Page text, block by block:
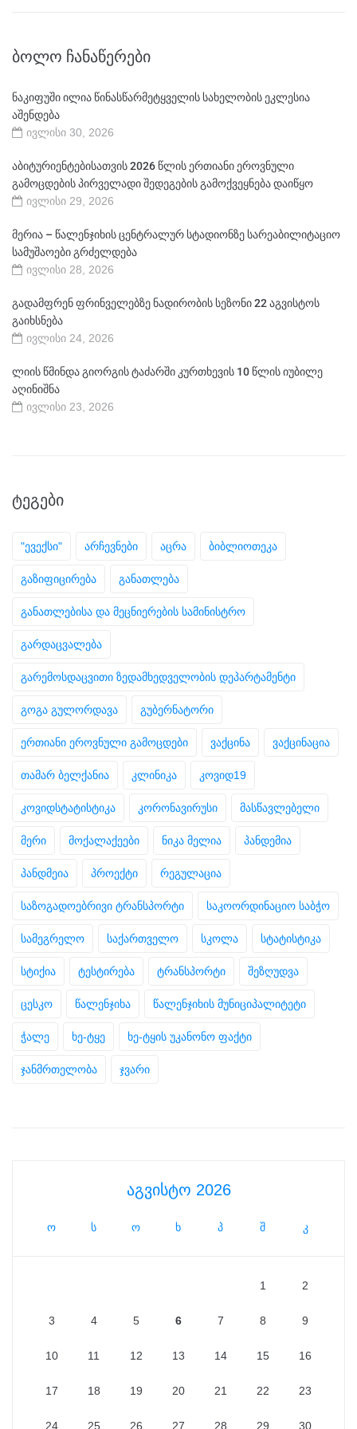
ᲑᲝᲚᲝ ᲩᲐᲜᲐᲬᲔᲠᲔᲑᲘ
ნაკიფუში ილია წინასწარმეტყველის სახელობის ეკლესია
აშენდება
ივლისი 30, 2026
აბიტურიენტებისათვის 2026 წლის ერთიანი ეროვნული
გამოცდების პირველადი შედეგების გამოქვეყნება დაიწყო
ივლისი 29, 2026
მერია – წალენჯიხის ცენტრალურ სტადიონზე სარეაბილიტაციო
სამუშაოები გრძელდება
ივლისი 28, 2026
გადამფრენ ფრინველებზე ნადირობის სეზონი 22 აგვისტოს
გაიხსნება
ივლისი 24, 2026
ლიის წმინდა გიორგის ტაძარში კურთხევის 10 წლის იუბილე
აღინიშნა
ივლისი 23, 2026
ᲢᲔᲒᲔᲑᲘ
"ევექსი" არჩევნები აცრა ბიბლიოთეკა
გაზიფიცირება განათლება
განათლებისა და მეცნიერების სამინისტრო
გარდაცვალება
გარემოსდაცვითი ზედამხედველობის დეპარტამენტი
გოგა გულორდავა გუბერნატორი
ერთიანი ეროვნული გამოცდები ვაქცინა ვაქცინაცია
თამარ ბელქანია კლინიკა კოვიდ19
კოვიდსტატისტიკა კორონავირუსი მასწავლებელი
მერი მოქალაქეები ნიკა მელია პანდემია
პანდმეია პროექტი რეგულაცია
საზოგადოებრივი ტრანსპორტი საკოორდინაციო საბჭო
სამეგრელო საქართველო სკოლა სტატისტიკა
სტიქია ტესტირება ტრანსპორტი შეზღუდვა
ცესკო წალენჯიხა წალენჯიხის მუნიციპალიტეტი
ჭალე ხე-ტყე ხე-ტყის უკანონო ფაქტი
ჯანმრთელობა ჯვარი
აგვისტო 2026
ო ს ო ხ პ შ კ
1 2
3 4 5 6 7 8 9
10 11 12 13 14 15 16
17 18 19 20 21 22 23
24 25 26 27 28 29 30